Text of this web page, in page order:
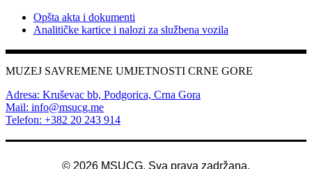
Opšta akta i dokumenti
Analitičke kartice i nalozi za službena vozila
MUZEJ SAVREMENE UMJETNOSTI CRNE GORE
Adresa: Kruševac bb, Podgorica, Crna Gora
Mail: info@msucg.me
Telefon: +382 20 243 914
© 2026 MSUCG. Sva prava zadržana.